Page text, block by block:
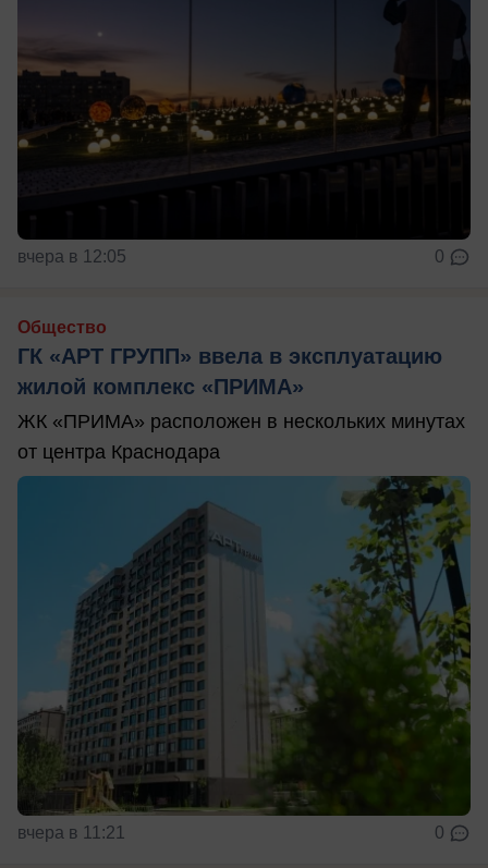
вчера в 12:05 0
Общество
ГК «АРТ ГРУПП» ввела в эксплуатацию
жилой комплекс «ПРИМА»
ЖК «ПРИМА» расположен в нескольких минутах
от центра Краснодара
вчера в 11:21 0